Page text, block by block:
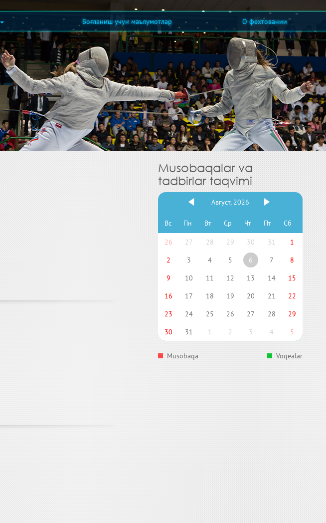
Боғланиш учун маълумотлар О фехтовании
Musobaqalar va
tadbirlar taqvimi
Август, 2026
Вс Пн Вт Ср Чт Пт Сб
26 27 28 29 30 31
1
2
3 4 5 6 7
8
9
10 11 12 13 14
15
16
17 18 19 20 21
22
23
24 25 26 27 28
29
30
31 1 2 3 4 5
Musobaqa Voqealar